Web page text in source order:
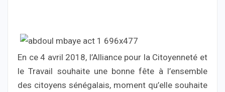
En ce 4 avril 2018, l’Alliance pour la Citoyenneté et
le Travail souhaite une bonne fête à l’ensemble
des citoyens sénégalais, moment qu’elle souhaite